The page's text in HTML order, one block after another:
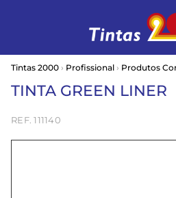
Tintas 2000 › Profissional › Produtos
TINTA GREEN LINER
111140